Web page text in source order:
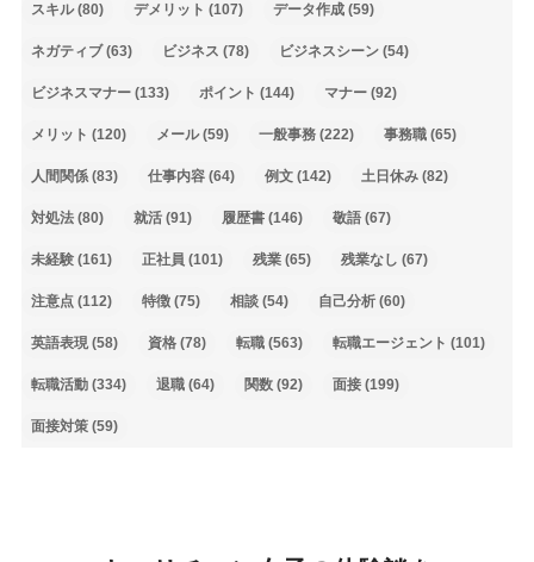
スキル(80) デメリット (107) データ作成(59)
ネガティブ(63) ビジネス (78) ビジネスシーン(54)
ビジネスマナー(133) ポイント (144) マナー(92)
メリット (120) メール(59) 一般事務(222) 事務職(65)
人間関係(83) 仕事内容(64) 例文(142) 土日休み(82)
対処法(80) 就活(91) 履歴書(146) 敬語(67)
未経験(161) 正社員 (101) 残業(65) 残業なし (67)
注意点(112) 特徴(75) 相談(54) 自己分析(60)
英語表現(58) 資格(78) 転職(563) 転職エージェント (101)
転職活動(334) 退職(64) 関数(92) 面接(199)
面接対策(59)